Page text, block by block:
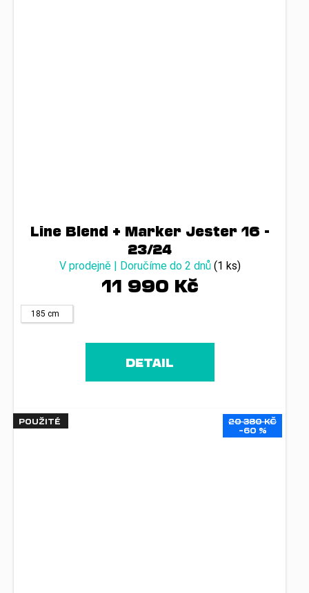
Line Blend + Marker Jester 16 -
23/24
V prodejně | Doručíme do 2 dnů (1 ks)
11 990 Kč
185 cm
DETAIL
POUŽITÉ
20 380 KČ
–60 %